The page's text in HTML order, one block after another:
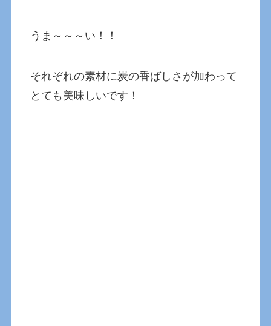
うま～～～い！！
それぞれの素材に炭の香ばしさが加わって
とても美味しいです！